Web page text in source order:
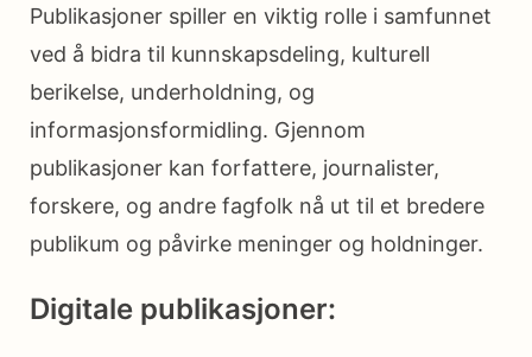
Publikasjoner spiller en viktig rolle i samfunnet
ved å bidra til kunnskapsdeling, kulturell
berikelse, underholdning, og
informasjonsformidling. Gjennom
publikasjoner kan forfattere, journalister,
forskere, og andre fagfolk nå ut til et bredere
publikum og påvirke meninger og holdninger.
Digitale publikasjoner: